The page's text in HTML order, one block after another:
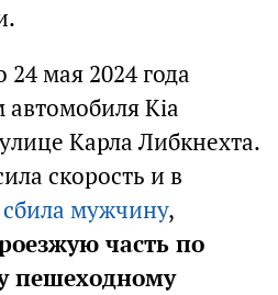
24 мая 2024 года
Kia
Карла Либкнехта.
скорость и в
сбила мужчину,
часть по
пешеходному